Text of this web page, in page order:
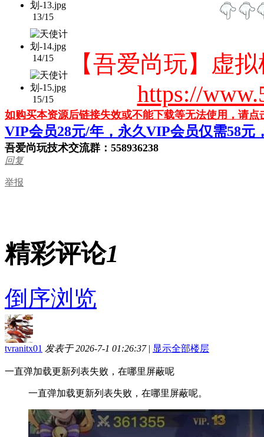
13/15
14/15
15/15
【吾爱尚玩】虚
https://
如购买本资源后链接失效或不能下载等无法使用，请点
VIP会员28元/年，永久VIP会员仅需58元
吾爱尚玩技术交流群：558936238
回复
举报
精彩评论1
倒序浏览
tvranitx01 发表于 2026-7-1 01:26:37 | 显示全部楼层
一直弹加载更新列表失败，在哪里屏蔽呢
一直弹加载更新列表失败，在哪里屏蔽呢。